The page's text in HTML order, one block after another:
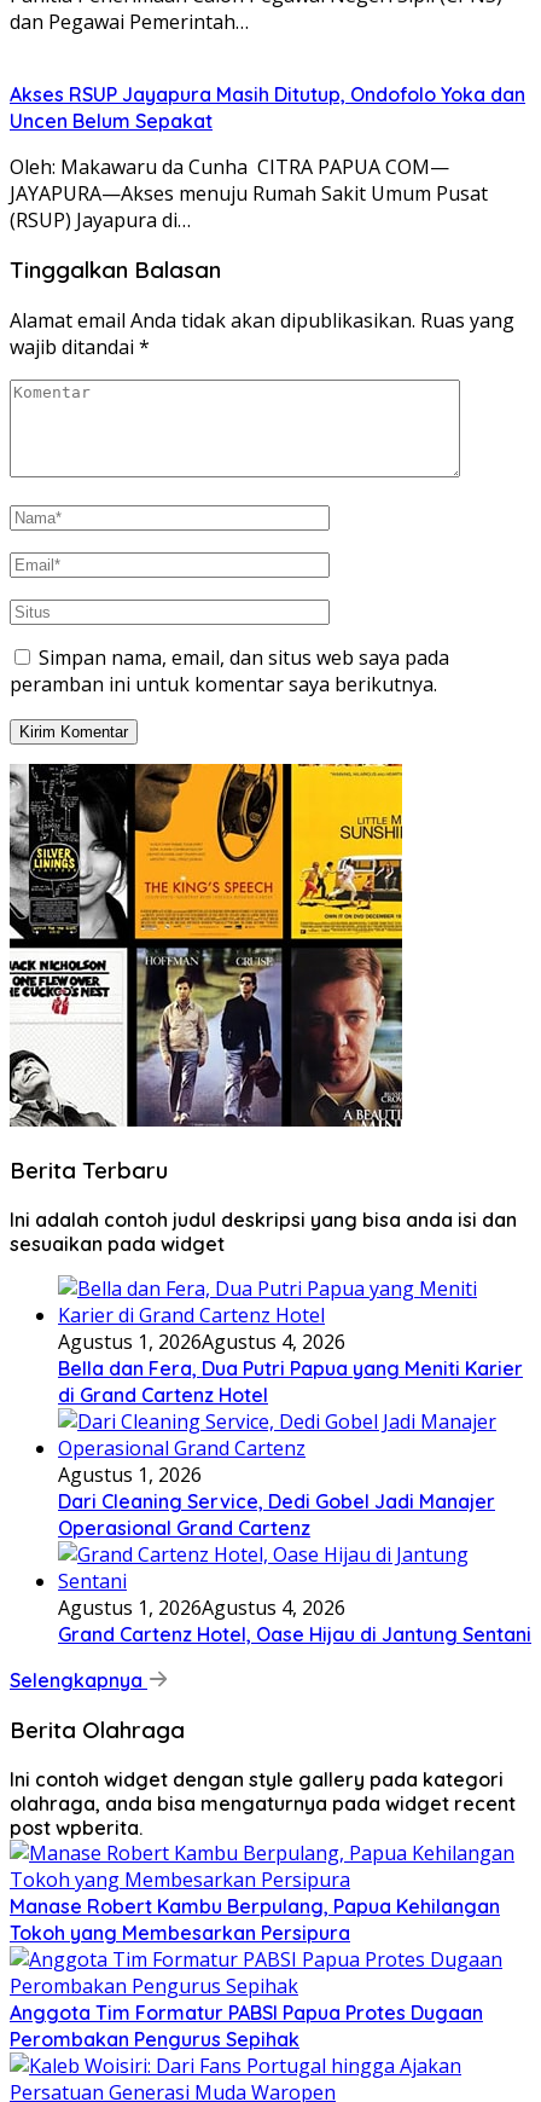
dan Pegawai Pemerintah…
Akses RSUP Jayapura Masih Ditutup, Ondofolo Yoka dan
Uncen Belum Sepakat
Oleh: Makawaru da Cunha CITRA PAPUA COM—
JAYAPURA—Akses menuju Rumah Sakit Umum Pusat
(RSUP) Jayapura di…
Tinggalkan Balasan
Alamat email Anda tidak akan dipublikasikan. Ruas yang
wajib ditandai *
Simpan nama, email, dan situs web saya pada
peramban ini untuk komentar saya berikutnya.
Berita Terbaru
Ini adalah contoh judul deskripsi yang bisa anda isi dan
sesuaikan pada widget
Agustus 1, 2026Agustus 4, 2026
Bella dan Fera, Dua Putri Papua yang Meniti Karier
di Grand Cartenz Hotel
Agustus 1, 2026
Dari Cleaning Service, Dedi Gobel Jadi Manajer
Operasional Grand Cartenz
Agustus 1, 2026Agustus 4, 2026
Grand Cartenz Hotel, Oase Hijau di Jantung Sentani
Selengkapnya
Berita Olahraga
Ini contoh widget dengan style gallery pada kategori
olahraga, anda bisa mengaturnya pada widget recent
post wpberita.
Manase Robert Kambu Berpulang, Papua Kehilangan
Tokoh yang Membesarkan Persipura
Anggota Tim Formatur PABSI Papua Protes Dugaan
Perombakan Pengurus Sepihak